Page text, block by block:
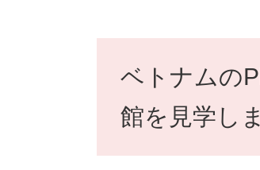
ベトナムの
館を見学し